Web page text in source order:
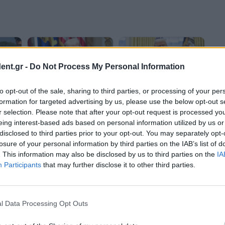
- Do Not Process My Personal Information
opt-out of the sale, sharing to third parties, or processing of your
for targeted advertising by us, please use the below opt-out
selection. Please note that after your opt-out request is processed
interest-based ads based on personal information utilized by us
to third parties prior to your opt-out. You may separately
of your personal information by third parties on the IAB’s list of
This information may also be disclosed by us to third parties on the
Participants that may further disclose it to other third parties.
Data Processing Opt Outs
τη
Τραμπ: Δεν θέλω να
παρατείνω την εκεχειρία.
θα καταλήξουμε σε μία
πολύ καλή συμφωνία
Τραμπ: Το Ιράν
"συμφώνησε σχεδόν στα
πάντα" - Πιθανή
συνάντηση το
Σαββατοκύριακο
Τραμπ και Άμπε